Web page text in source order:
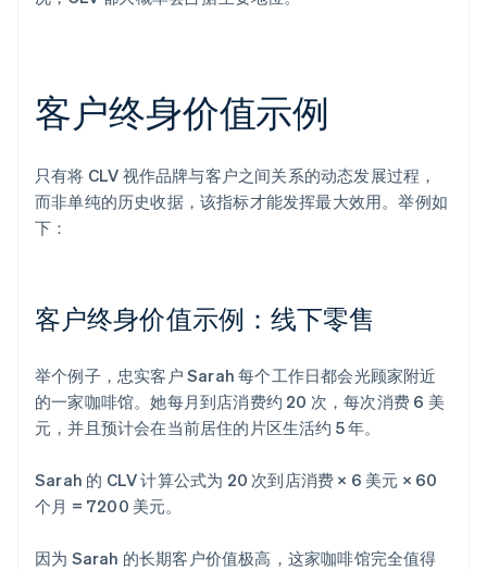
客户终身价值示例
只有将 CLV 视作品牌与客户之间关系的动态发展过程，
而非单纯的历史收据，该指标才能发挥最大效用。举例如
下：
客户终身价值示例：线下零售
举个例子，忠实客户 Sarah 每个工作日都会光顾家附近
的一家咖啡馆。她每月到店消费约 20 次，每次消费 6 美
元，并且预计会在当前居住的片区生活约 5 年。
Sarah 的 CLV 计算公式为 20 次到店消费 × 6 美元 × 60
个月 = 7200 美元。
因为 Sarah 的长期客户价值极高，这家咖啡馆完全值得